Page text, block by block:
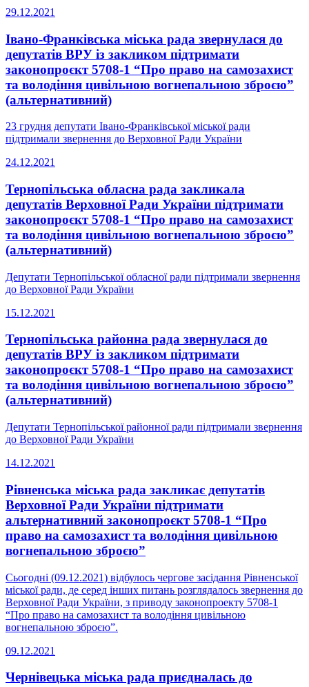
29.12.2021
Івано-Франківська міська рада звернулася до
депутатів ВРУ із закликом підтримати
законопроєкт 5708-1 “Про право на самозахист
та володіння цивільною вогнепальною зброєю”
(альтернативний)
23 грудня депутати Івано-Франківської міської ради
підтримали звернення до Верховної Ради України
24.12.2021
Тернопільська обласна рада закликала
депутатів Верховної Ради України підтримати
законопроєкт 5708-1 “Про право на самозахист
та володіння цивільною вогнепальною зброєю”
(альтернативний)
Депутати Тернопільської обласної ради підтримали звернення
до Верховної Ради України
15.12.2021
Тернопільська районна рада звернулася до
депутатів ВРУ із закликом підтримати
законопроєкт 5708-1 “Про право на самозахист
та володіння цивільною вогнепальною зброєю”
(альтернативний)
Депутати Тернопільської районної ради підтримали звернення
до Верховної Ради України
14.12.2021
Рівненська міська рада закликає депутатів
Верховної Ради України підтримати
альтернативний законопроєкт 5708-1 “Про
право на самозахист та володіння цивільною
вогнепальною зброєю”
Сьогодні (09.12.2021) відбулось чергове засідання Рівненської
міської ради, де серед інших питань розглядалось звернення до
Верховної Ради України, з приводу законопроекту 5708-1
“Про право на самозахист та володіння цивільною
вогнепальною зброєю”.
09.12.2021
Чернівецька міська рада приєдналась до